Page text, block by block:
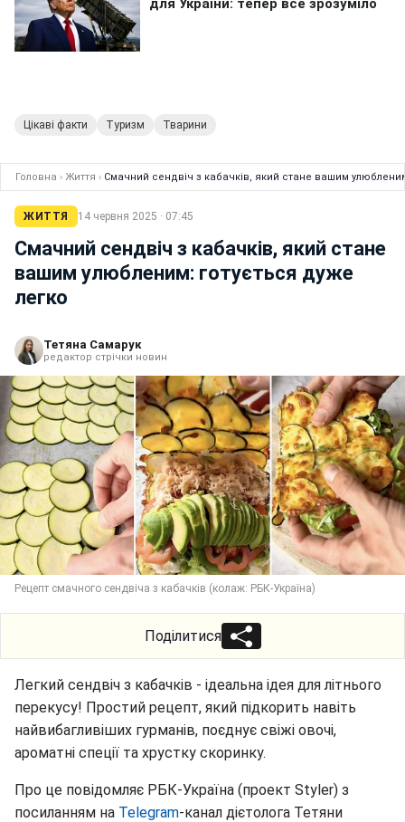
Цікаві факти Туризм Тварини
Головна › Життя › Смачний сендвіч з кабачків, який стане вашим
ЖИТТЯ 14 червня 2025 · 07:45
Смачний сендвіч з кабачків, який стане
вашим улюбленим: готується дуже
легко
Тетяна Самарук
редактор стрічки новин
Рецепт смачного сендвіча з кабачків (колаж: РБК-Україна)
Поділитися
Легкий сендвіч з кабачків - ідеальна ідея для літнього
перекусу! Простий рецепт, який підкорить навіть
найвибагливіших гурманів, поєднує свіжі овочі,
ароматні спеції та хрустку скоринку.
Про це повідомляє РБК-Україна (проект Styler) з
посиланням на Telegram-канал дієтолога Тетяни